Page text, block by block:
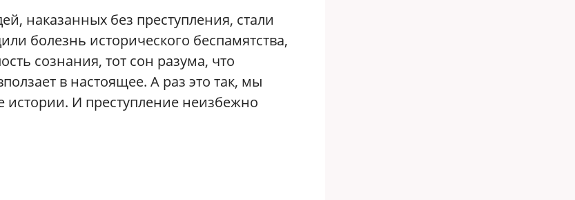
наказанных без преступления, стали
болезнь исторического беспамятства,
сознания, тот сон разума, что
в настоящее. А раз это так, мы
И преступление неизбежно